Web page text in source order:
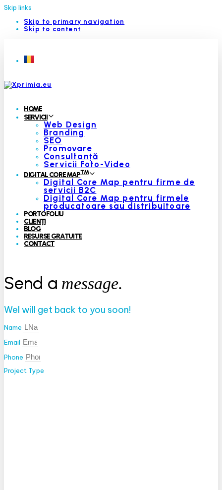
Skip links
Skip to primary navigation
Skip to content
HOME
SERVICII
Web Design
Branding
SEO
Promovare
Consultanță
Servicii Foto-Video
DIGITAL CORE MAP™
Digital Core Map pentru firme de
servicii B2C
Digital Core Map pentru firmele
producatoare sau distribuitoare
PORTOFOLIU
CLIENȚI
BLOG
RESURSE GRATUITE
CONTACT
Send a message.
Wel will get back to you soon!
Name
Email
Phone
Project Type